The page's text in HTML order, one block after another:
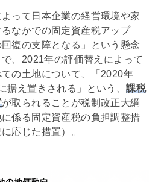
って日本企業の経営環境や家
なかでの固定資産税アップ
復の支障となる」という懸念
、2021年の評価替えによって
の土地について、「2020年
据え置きされる」という、課税
が取られることが税制改正大綱
係る 固定資産税の負担調整措
応じた措置）。